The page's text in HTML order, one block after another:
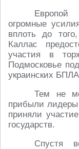
огромные
вплоть до
Каллас
участия в
Подмосковье
украинских
Тем не
прибыли лидеры
приняли
государств.
Спустя